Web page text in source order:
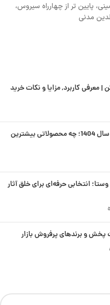
پایین تر از چهارراه سیروس،
مدنی
| معرفی کاربرد, مزایا و نکات خرید
پرفروش‌ترین لوازم تحریر سال 1404؛ چه محصولاتی بیشترین
انتخابی حرفه‌ای برای خلق آثار
پخش و برندهای پرفروش بازار